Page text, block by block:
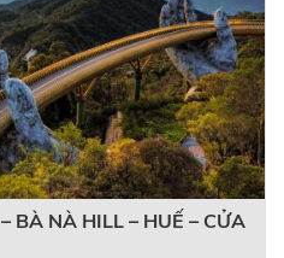
BÀ NÀ HILL – HUẾ – CỬA